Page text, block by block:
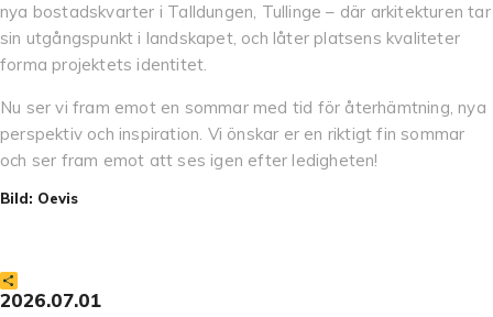
nya bostadskvarter i Talldungen, Tullinge – där arkitekturen tar
sin utgångspunkt i landskapet, och låter platsens kvaliteter
forma projektets identitet.
Nu ser vi fram emot en sommar med tid för återhämtning, nya
perspektiv och inspiration. Vi önskar er en riktigt fin sommar
och ser fram emot att ses igen efter ledigheten!
Bild: Oevis
Dela
2026.07.01